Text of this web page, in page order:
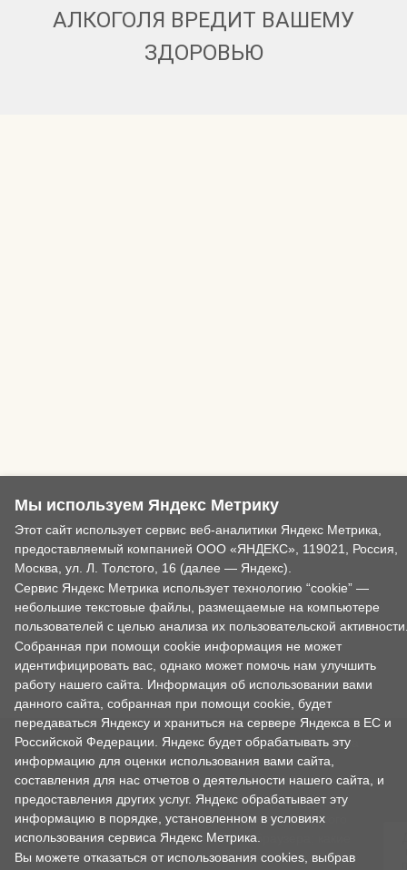
АЛКОГОЛЯ ВРЕДИТ ВАШЕМУ
ЗДОРОВЬЮ
Продолжая использовать наш сайт, вы даете согласие на
обработку файлов cookie, пользовательских данных
(сведения о местоположении; тип и версия ОС; тип и версия
Браузера; тип устройства и разрешение его экрана;
источник откуда пришел на сайт пользователь; с какого
сайта или по какой рекламе; язык ОС и Браузера; какие
страницы открывает и на какие кнопки нажимает
Мы используем Яндекс Метрику
Этот сайт использует сервис веб-аналитики Яндекс Метрика,
предоставляемый компанией ООО «ЯНДЕКС», 119021, Россия,
Москва, ул. Л. Толстого, 16 (далее — Яндекс).
Сервис Яндекс Метрика использует технологию “cookie” —
небольшие текстовые файлы, размещаемые на компьютере
пользователей с целью анализа их пользовательской
Собранная при помощи cookie информация не может
идентифицировать вас, однако может помочь нам улучшить
работу нашего сайта. Информация об использовании вами
данного сайта, собранная при помощи cookie, будет
передаваться Яндексу и храниться на сервере Яндекса в ЕС и
Российской Федерации. Яндекс будет обрабатывать эту
информацию для оценки использования вами сайта,
составления для нас отчетов о деятельности нашего сайта, и
предоставления других услуг. Яндекс обрабатывает эту
информацию в порядке, установленном в условиях
использования сервиса Яндекс Метрика.
Вы можете отказаться от использования cookies, выбрав